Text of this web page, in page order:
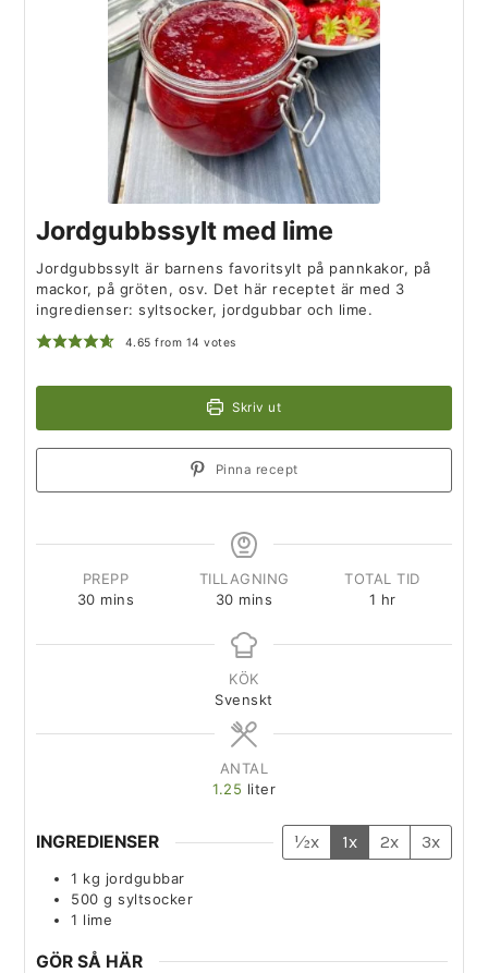
Jordgubbssylt med lime
Jordgubbssylt är barnens favoritsylt på pannkakor, på
mackor, på gröten, osv. Det här receptet är med 3
ingredienser: syltsocker, jordgubbar och lime.
4.65 from 14 votes
Skriv ut
Pinna recept
PREPP
30 mins
TILLAGNING
30 mins
TOTAL TID
1 hr
KÖK
Svenskt
ANTAL
1.25 liter
INGREDIENSER ½x 1x 2x 3x
1 kg jordgubbar
500 g syltsocker
1 lime
GÖR SÅ HÄR